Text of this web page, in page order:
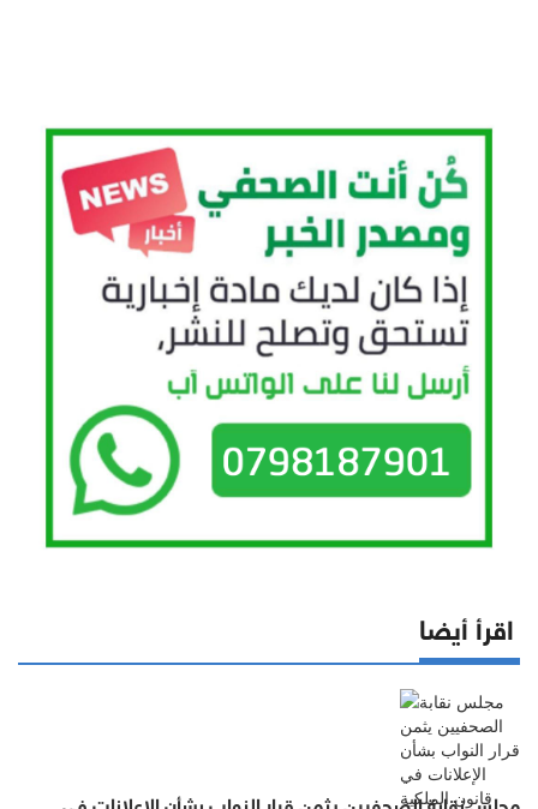
اقرأ أيضا
مجلس نقابة الصحفيين يثمن قرار النواب بشأن الإعلانات في